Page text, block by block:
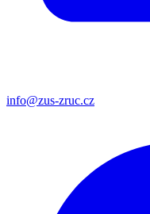
info@zus-zruc.cz